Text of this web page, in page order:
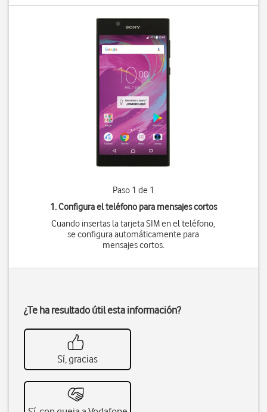
Paso 1 de 1
1. Configura el teléfono para mensajes cortos
Cuando insertas la tarjeta SIM en el teléfono,
se configura automáticamente para
mensajes cortos.
¿Te ha resultado útil esta información?
Sí, gracias